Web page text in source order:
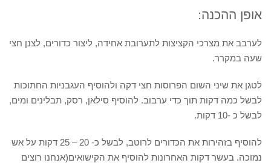
אופן ההכנה:
לערבב את מצרכי הקציצות לתערובת אחידה, ליצור כדורים, לצנן חצי
שעה במקרר.
לטגן את שיני השום הפרוסות חצי דקה ולהוסיף העגבניות החתוכות
לבשל כמה דקות תוך כדי ערבוב. להוסיף סילאן, רסק, תבלינים ומים,
לבשל כ -10 דקות.
להוסיף בזהירות את הכדורים לרוטב, לבשל כ- 20 – 25 דקות על אש
נמוכה. בעשר דקות האחרונות להוסיף את הקישואים(אנחנו רוצים